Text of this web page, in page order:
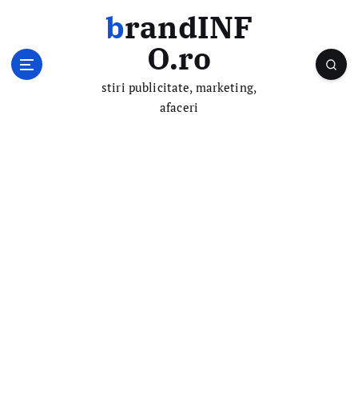
brandINF
O.ro
stiri publicitate, marketing,
afaceri